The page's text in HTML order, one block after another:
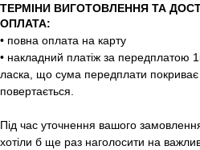
ТЕРМІНИ ВИГОТОВЛЕННЯ ТА
ОПЛАТА:
• повна оплата на карту
• накладний платіж за передплатою
ласка, що сума передплати покриває
повертається.
Під час уточнення вашого
хотіли б ще раз наголосити на